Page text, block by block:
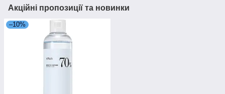
Акційні пропозиції та новинки
–10%